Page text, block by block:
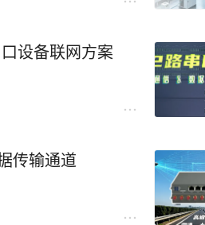
设备联网方案
传输通道